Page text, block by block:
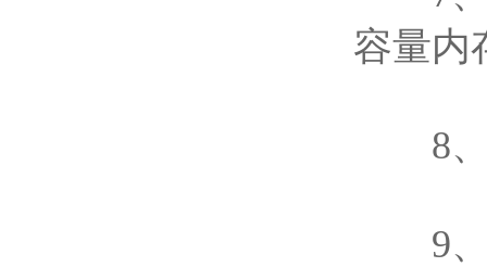
容量内
8、
9、